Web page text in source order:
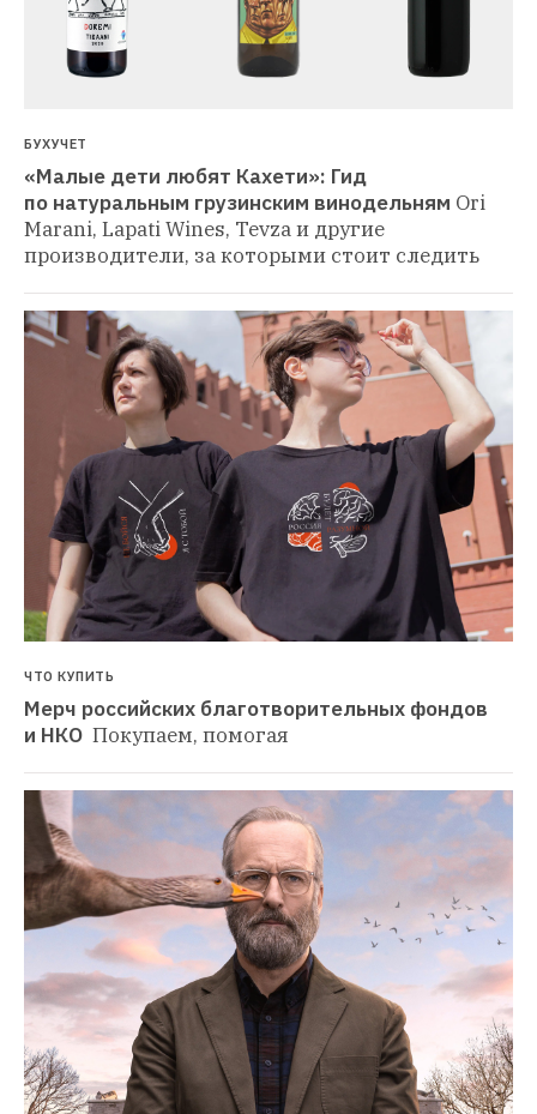
БУХУЧЕТ
«Малые дети любят Кахети»: Гид
по натуральным грузинским винодельням Ori
Marani, Lapati Wines, Tevza и другие
производители, за которыми стоит следить
ЧТО КУПИТЬ
Мерч российских благотворительных фондов
и НКО Покупаем, помогая